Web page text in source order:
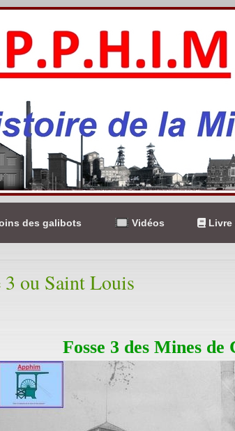
des galibots Vidéos Livre
3 ou Saint Louis
Fosse 3 des Mines de